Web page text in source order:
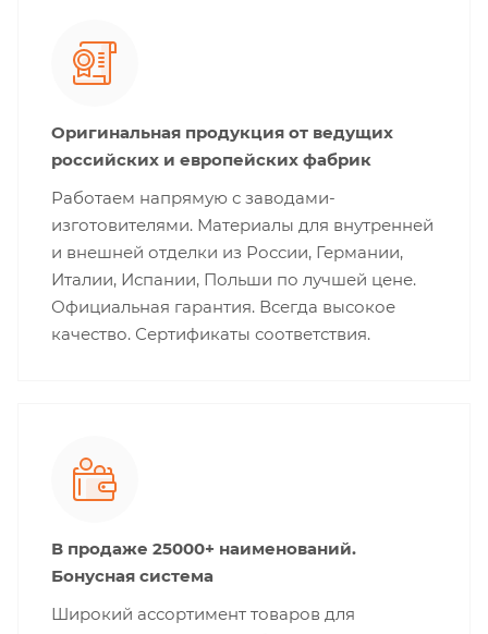
Оригинальная продукция от ведущих
российских и европейских фабрик
Работаем напрямую с заводами-
изготовителями. Материалы для внутренней
и внешней отделки из России, Германии,
Италии, Испании, Польши по лучшей цене.
Официальная гарантия. Всегда высокое
качество. Сертификаты соответствия.
В продаже 25000+ наименований.
Бонусная система
Широкий ассортимент товаров для